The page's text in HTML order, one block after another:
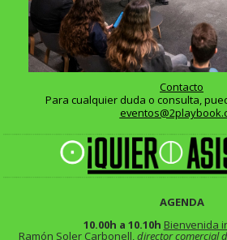
Contacto
Para cualquier duda o consulta,
AGENDA
10.00h a 10.10h Bienvenida
Ramón Soler Carbonell, director comercial